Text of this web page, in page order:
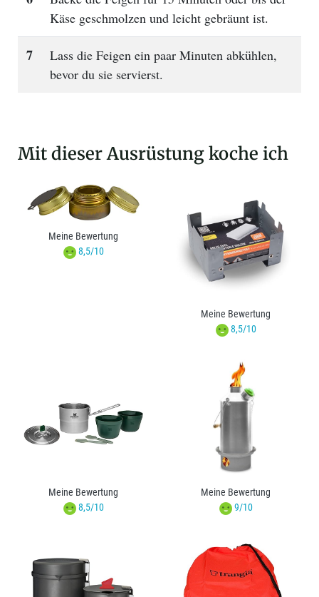
Käse geschmolzen und leicht gebräunt ist.
7
Lass die Feigen ein paar Minuten abkühlen,
bevor du sie servierst.
Mit dieser Ausrüstung koche ich
Meine Bewertung
8,5/10
Meine Bewertung
8,5/10
Meine Bewertung
8,5/10
Meine Bewertung
9/10